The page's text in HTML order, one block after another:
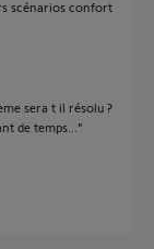
scénarios confort
sera t il résolu ?
de temps..."